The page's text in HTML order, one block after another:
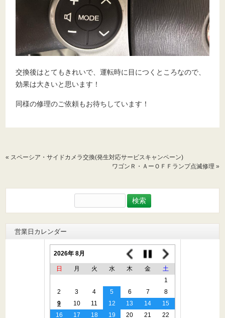
交換後はとてもきれいで、運転時に目につくところなので、
効果は大きいと思います！
同様の修理のご依頼もお待ちしています！
« スペーシア・サイドカメラ交換(発生対応サービスキャンペーン)
ワゴンＲ・ＡーＯＦＦランプ点滅修理 »
索:
営業日カレンダー
2026年 8月
日 月 火 水 木 金
土
1
2
3 4 5 6 7
8
9
10 11 12 13 14
15
16
17 18 19 20 21
22